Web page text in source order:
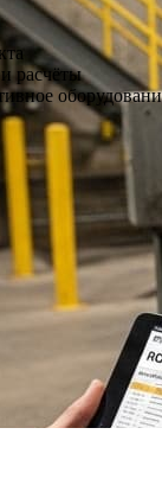
расчёты